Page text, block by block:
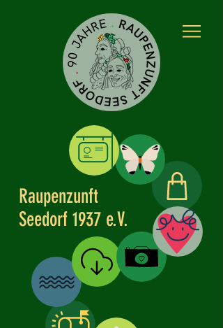
Raupenzunft
Seedorf 1937 e.V.
Kleidle